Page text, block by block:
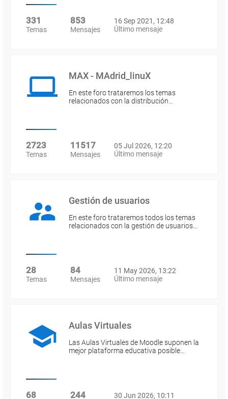
331
Temas
853
Mensajes
16 Sep 2021, 12:48
Último mensaje
MAX - MAdrid_linuX
En este foro trataremos los temas
relacionados con la distribución…
2723
Temas
11517
Mensajes
05 Jul 2026, 12:20
Último mensaje
Gestión de usuarios
En este foro trataremos todos los temas
relacionados con la gestión de usuarios…
28
Temas
84
Mensajes
11 May 2026, 13:22
Último mensaje
Aulas Virtuales
Las Aulas Virtuales de Moodle suponen la
mejor plataforma educativa posible…
68 244
30 Jun 2026, 10:11